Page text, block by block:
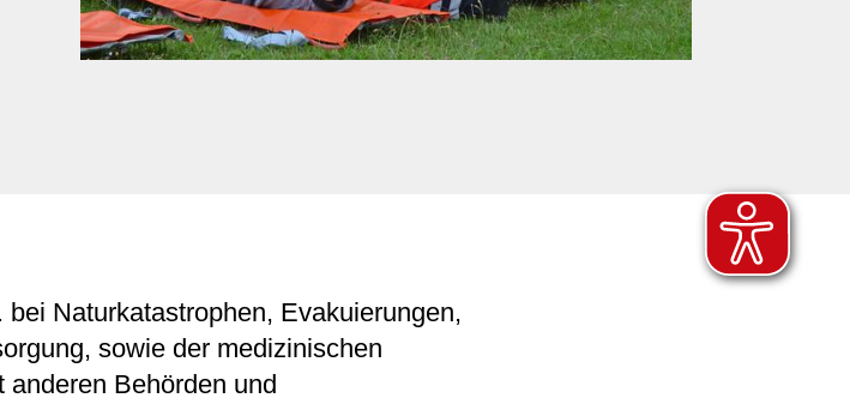
Naturkatastrophen, Evakuierungen,
sowie der medizinischen
anderen Behörden und